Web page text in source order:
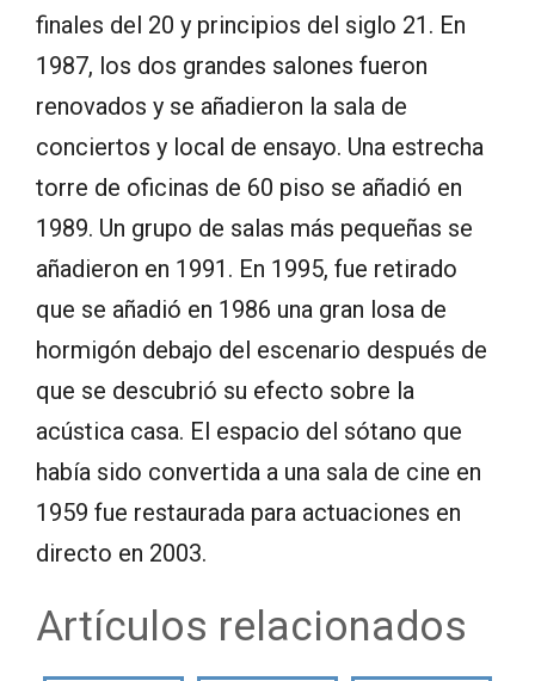
finales del 20 y principios del siglo 21. En
1987, los dos grandes salones fueron
renovados y se añadieron la sala de
conciertos y local de ensayo. Una estrecha
torre de oficinas de 60 piso se añadió en
1989. Un grupo de salas más pequeñas se
añadieron en 1991. En 1995, fue retirado
que se añadió en 1986 una gran losa de
hormigón debajo del escenario después de
que se descubrió su efecto sobre la
acústica casa. El espacio del sótano que
había sido convertida a una sala de cine en
1959 fue restaurada para actuaciones en
directo en 2003.
Artículos relacionados